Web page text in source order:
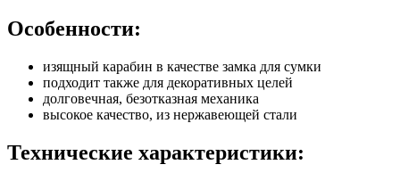
Особенности:
изящный карабин в качестве замка для сумки
подходит также для декоративных целей
долговечная, безотказная механика
высокое качество, из нержавеющей стали
Технические характеристики: